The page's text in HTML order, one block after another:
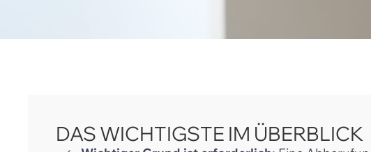
DAS WICHTIGSTE IM ÜBERBLICK